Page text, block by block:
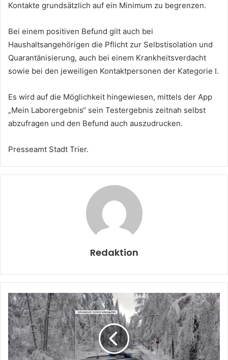
Kontakte grundsätzlich auf ein Minimum zu begrenzen.
Bei einem positiven Befund gilt auch bei
Haushaltsangehörigen die Pflicht zur Selbstisolation und
Quarantänisierung, auch bei einem Krankheitsverdacht
sowie bei den jeweiligen Kontaktpersonen der Kategorie I.
Es wird auf die Möglichkeit hingewiesen, mittels der App
„Mein Laborergebnis“ sein Testergebnis zeitnah selbst
abzufragen und den Befund auch auszudrucken.
Presseamt Stadt Trier.
Redaktion